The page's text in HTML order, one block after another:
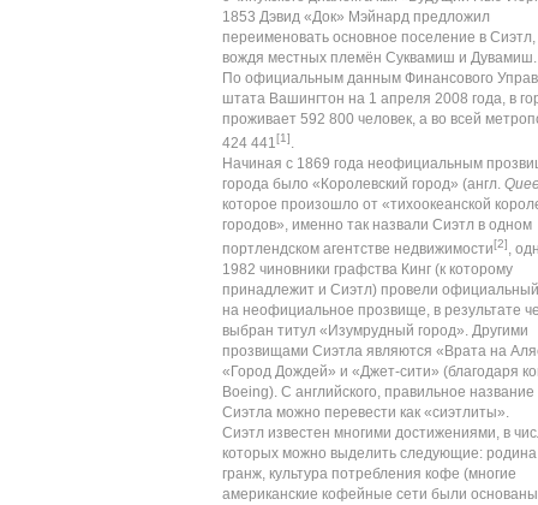
1853 Дэвид «Док» Мэйнард предложил
переименовать основное поселение в Сиэтл,
вождя местных племён Суквамиш и Дувамиш.
По официальным данным Финансового
штата Вашингтон на 1 апреля 2008 года, в
проживает 592 800 человек, а во всей
424 441[1].
Начиная с 1869 года неофициальным
города было «Королевский город» (англ.
которое произошло от «тихоокеанской
городов», именно так назвали Сиэтл в одном
портлендском агентстве недвижимости[2],
1982 чиновники графства Кинг (к которому
принадлежит и Сиэтл) провели официальный
на неофициальное прозвище, в результате
выбран титул « Изумрудный город». Другими
прозвищами Сиэтла являются «Врата на
«Город Дождей» и «Джет-сити» (благодаря
Boeing). С английского, правильное
Сиэтла можно перевести как «сиэтлиты».
Сиэтл известен многими достижениями, в
которых можно выделить следующие: родина
гранж, культура потребления кофе (многие
американские кофейные сети были